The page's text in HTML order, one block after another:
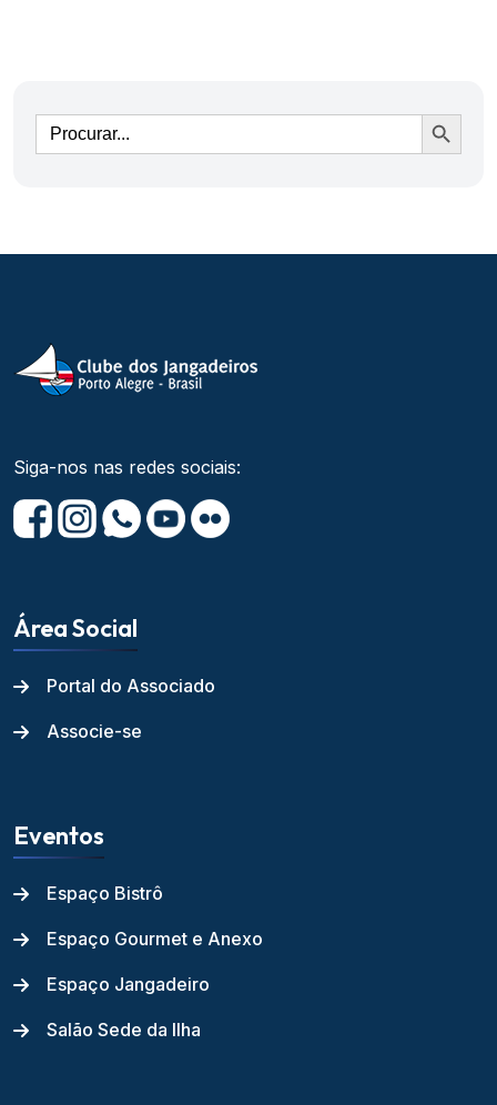
Ir
Siga-nos nas redes sociais:
Área Social
Portal do Associado
Associe-se
Eventos
Espaço Bistrô
Espaço Gourmet e Anexo
Espaço Jangadeiro
Salão Sede da Ilha